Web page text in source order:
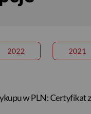
2022 2021
w PLN: Certyfikat